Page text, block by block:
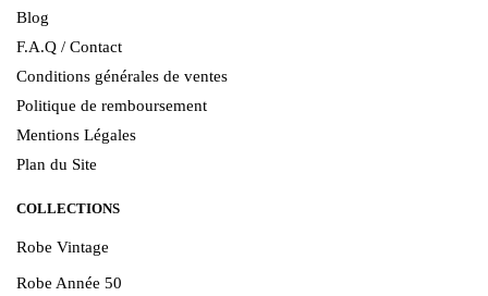
Blog
F.A.Q / Contact
Conditions générales de ventes
Politique de remboursement
Mentions Légales
Plan du Site
COLLECTIONS
Robe Vintage
Robe Année 50